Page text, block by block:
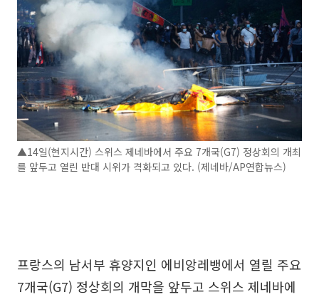
▲14일(현지시간) 스위스 제네바에서 주요 7개국(G7) 정상회의 개최
를 앞두고 열린 반대 시위가 격화되고 있다. (제네바/AP연합뉴스)
프랑스의 남서부 휴양지인 에비앙레뱅에서 열릴 주요
7개국(G7) 정상회의 개막을 앞두고 스위스 제네바에